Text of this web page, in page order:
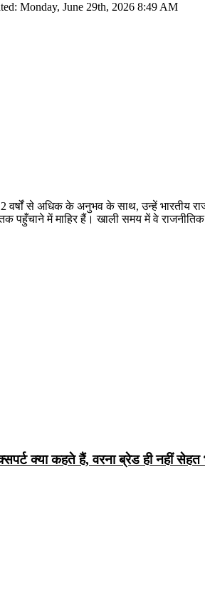
Monday, June 29th, 2026 8:49 AM
से अधिक के अनुभव के साथ, उन्हें भारतीय
पहुँचाने में माहिर हैं। खाली समय में वे
क्या कहते हैं, वरना ब्रेड ही नहीं सेहत